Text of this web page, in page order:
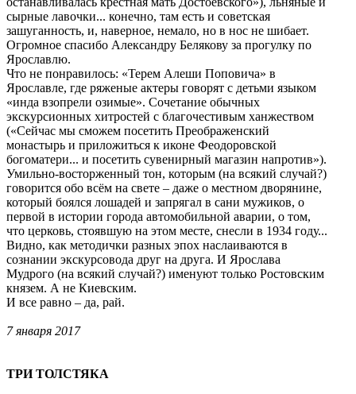
сырные лавочки... конечно, там есть и советская
зашуганность, и, наверное, немало, но в нос не шибает.
Огромное спасибо Александру Белякову за прогулку по
Ярославлю.
Что не понравилось: «Терем Алеши Поповича» в
Ярославле, где ряженые актеры говорят с детьми языком
«инда взопрели озимые». Сочетание обычных
экскурсионных хитростей с благочестивым ханжеством
(«Сейчас мы сможем посетить Преображенский
монастырь и приложиться к иконе Феодоровской
богоматери... и посетить сувенирный магазин напротив»).
Умильно-восторженный тон, которым (на всякий случай?)
говорится обо всём на свете – даже о местном дворянине,
который боялся лошадей и запрягал в сани мужиков, о
первой в истории города автомобильной аварии, о том,
что церковь, стоявшую на этом месте, снесли в 1934 году...
Видно, как методички разных эпох наслаиваются в
сознании экскурсовода друг на друга. И Ярослава
Мудрого (на всякий случай?) именуют только Ростовским
князем. А не Киевским.
И все равно – да, рай.
7 января 2017
ТРИ ТОЛСТЯКА